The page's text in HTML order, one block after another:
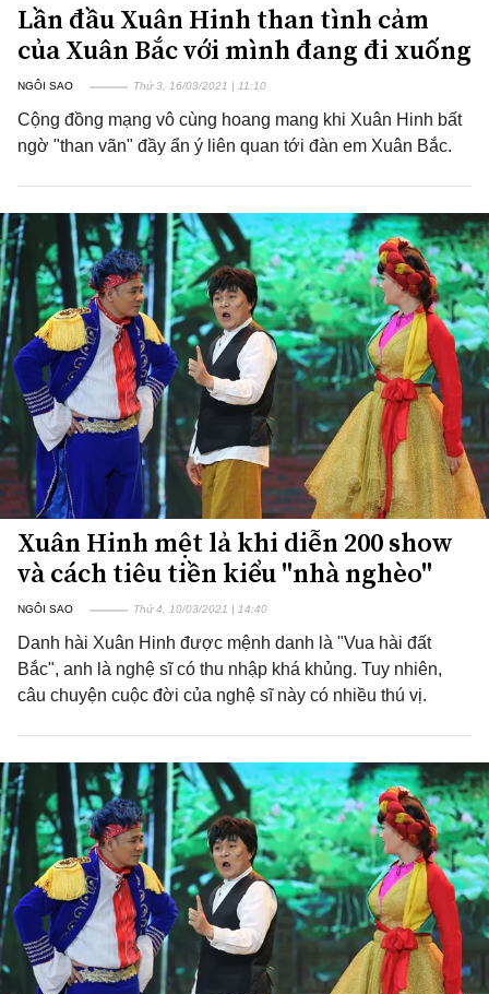
Lần đầu Xuân Hinh than tình cảm
của Xuân Bắc với mình đang đi xuống
NGÔI SAO Thứ 3, 16/03/2021 | 11:10
Cộng đồng mạng vô cùng hoang mang khi Xuân Hinh bất
ngờ "than vãn" đầy ẩn ý liên quan tới đàn em Xuân Bắc.
Xuân Hinh mệt lả khi diễn 200 show
và cách tiêu tiền kiểu "nhà nghèo"
NGÔI SAO Thứ 4, 10/03/2021 | 14:40
Danh hài Xuân Hinh được mệnh danh là "Vua hài đất
Bắc", anh là nghệ sĩ có thu nhập khá khủng. Tuy nhiên,
câu chuyện cuộc đời của nghệ sĩ này có nhiều thú vị.